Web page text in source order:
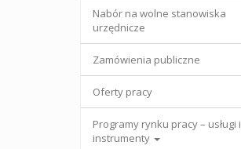
Nabór na wolne stanowiska
urzędnicze
Zamówienia publiczne
Oferty pracy
Programy rynku pracy – usługi i
instrumenty